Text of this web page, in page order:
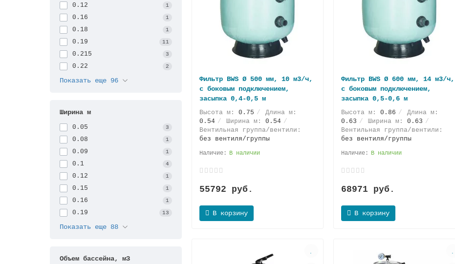
0.12 1
0.16 1
0.18 1
0.19 11
0.215 3
0.22 2
Показать еще 96
Ширина м
0.05 3
0.08 1
0.09 1
0.1 4
0.12 1
0.15 1
0.16 1
0.19 13
Показать еще 88
Объем бассейна, мЗ
Фильтр BWS Ø 500 мм, 10 м3/ч,
с боковым подключением,
засыпка 0,4-0,5 м
Высота м: 0.75
Длина м:
0.54
Ширина м: 0.54
Вентильная группа/вентили:
без вентиля/группы
В наличии
55792 руб.
В корзину
Фильтр BWS Ø 600 мм, 14 м3/ч,
с боковым подключением,
засыпка 0,5-0,6 м
Высота м: 0.86
Длина м:
0.63
Ширина м: 0.63
Вентильная группа/вентили:
без вентиля/группы
В наличии
68971 руб.
В корзину